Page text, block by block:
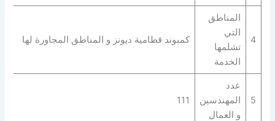
4
المناطق
التي
تشلمها
الخدمة
كمبوند قطامية ديونز و المناطق المجاورة لها
5
عدد
المهندسين
و العمال
111